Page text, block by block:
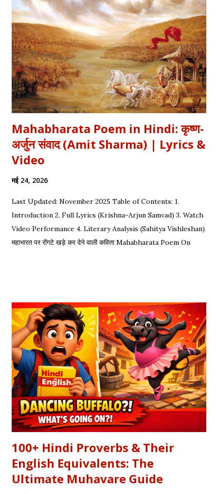
दिल्लगी भूल जानी पड़ेगी गाकर इश्क़ और इबादत का फर्क समझाया, उसी तरह यह
कलाम हमें 'शुक्र' (Gratitude) का पाठ पढ़ाता है। इस लेख में हम इस कालजयी
रचना के हिंदी बोल (Lyrics), उसके गूढ़ अर्थ और शब्दार्थ को विस्तार से समझेंगे।
...
Mahabharata Poem in Hindi: कृष्ण-
अर्जुन संवाद (Amit Sharma) | Lyrics &
Video
मई 24, 2026
Last Updated: November 2025 Table of Contents: 1.
Introduction 2. Full Lyrics (Krishna-Arjun Samvad) 3. Watch
Video Performance 4. Literary Analysis (Sahitya Vishleshan)
महाभारत पर रोंगटे खड़े कर देने वाली कविता Mahabharata Poem On
Explore our Best Hindi Poetry Collection for more Veer
Ras Kavitayein. तलवार, धनुष और पैदल सैनिक कुरुक्षेत्र में खड़े हुए, रक्त
पिपासु महारथी इक दूजे सम्मुख अड़े हुए | कई लाख सेना के सम्मुख पांडव पाँच बिचारे
थे, एक तरफ थे योद्धा सब, एक तरफ समय के मारे थे | महा-समर की प्रतिक्षा में सारे
ताक रहे थे जी, और पार्थ के रथ को केशव स्वयं हाँक रहे थे जी || रणभूमि के सभी
नजारे देखन में कुछ खास लगे, माधव ने अर्जुन को देखा, अर्जुन उन्हें उदास लगे | ...
100+ Hindi Proverbs & Their
English Equivalents: The
Ultimate Muhavare Guide